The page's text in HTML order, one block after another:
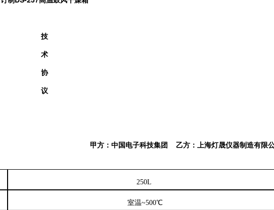
技
术
协
议
甲方：中国电子科技集团 乙方：上海灯晟仪器制造有限
250L
室温~500℃